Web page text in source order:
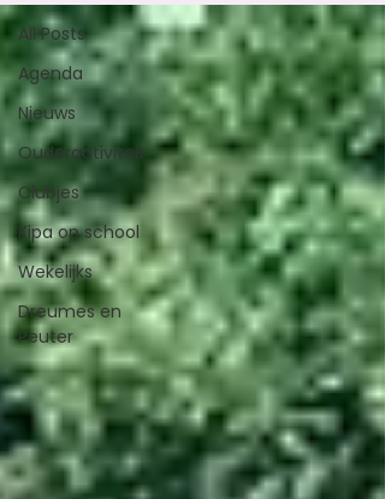
All Posts
Agenda
Nieuws
Ouderactiviteit
Clubjes
Kipa op school
Wekelijks
Dreumes en
Peuter